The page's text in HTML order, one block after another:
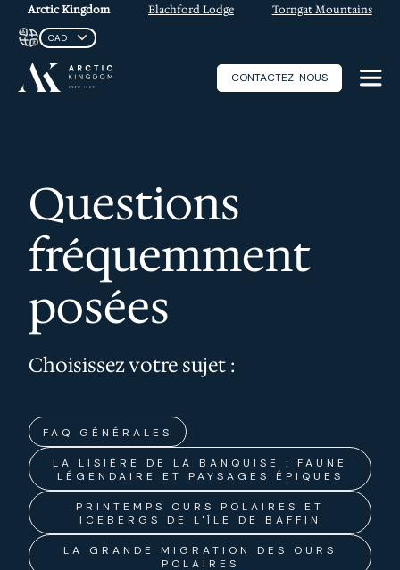
Arctic Kingdom Blachford Lodge Torngat Mountains
CONTACTEZ-NOUS
Questions
fréquemment
posées
Choisissez votre sujet :
FAQ GÉNÉRALES
LA LISIÈRE DE LA BANQUISE : FAUNE
LÉGENDAIRE ET PAYSAGES ÉPIQUES
PRINTEMPS OURS POLAIRES ET
ICEBERGS DE L'ÎLE DE BAFFIN
LA GRANDE MIGRATION DES OURS
POLAIRES